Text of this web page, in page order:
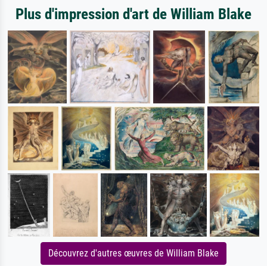
Plus d'impression d'art de William Blake
Découvrez d'autres œuvres de William Blake